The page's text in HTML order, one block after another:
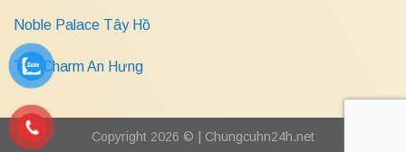
Noble Palace Tây Hồ
The Charm An Hưng
Copyright 2026 © | Chungcuhn24h.net